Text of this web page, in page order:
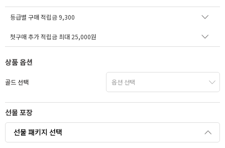
등급별 구매 적립금 9,300
첫구매 추가 적립금 최대 25,000원
상품 옵션
골드 선택
선물 포장
선물 패키지 선택